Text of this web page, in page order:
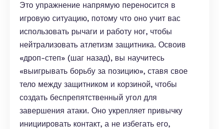
Это упражнение напрямую переносится в
игровую ситуацию, потому что оно учит вас
использовать рычаги и работу ног, чтобы
нейтрализовать атлетизм защитника. Освоив
«дроп-степ» (шаг назад), вы научитесь
«выигрывать борьбу за позицию», ставя свое
тело между защитником и корзиной, чтобы
создать беспрепятственный угол для
завершения атаки. Оно укрепляет привычку
инициировать контакт, а не избегать его,